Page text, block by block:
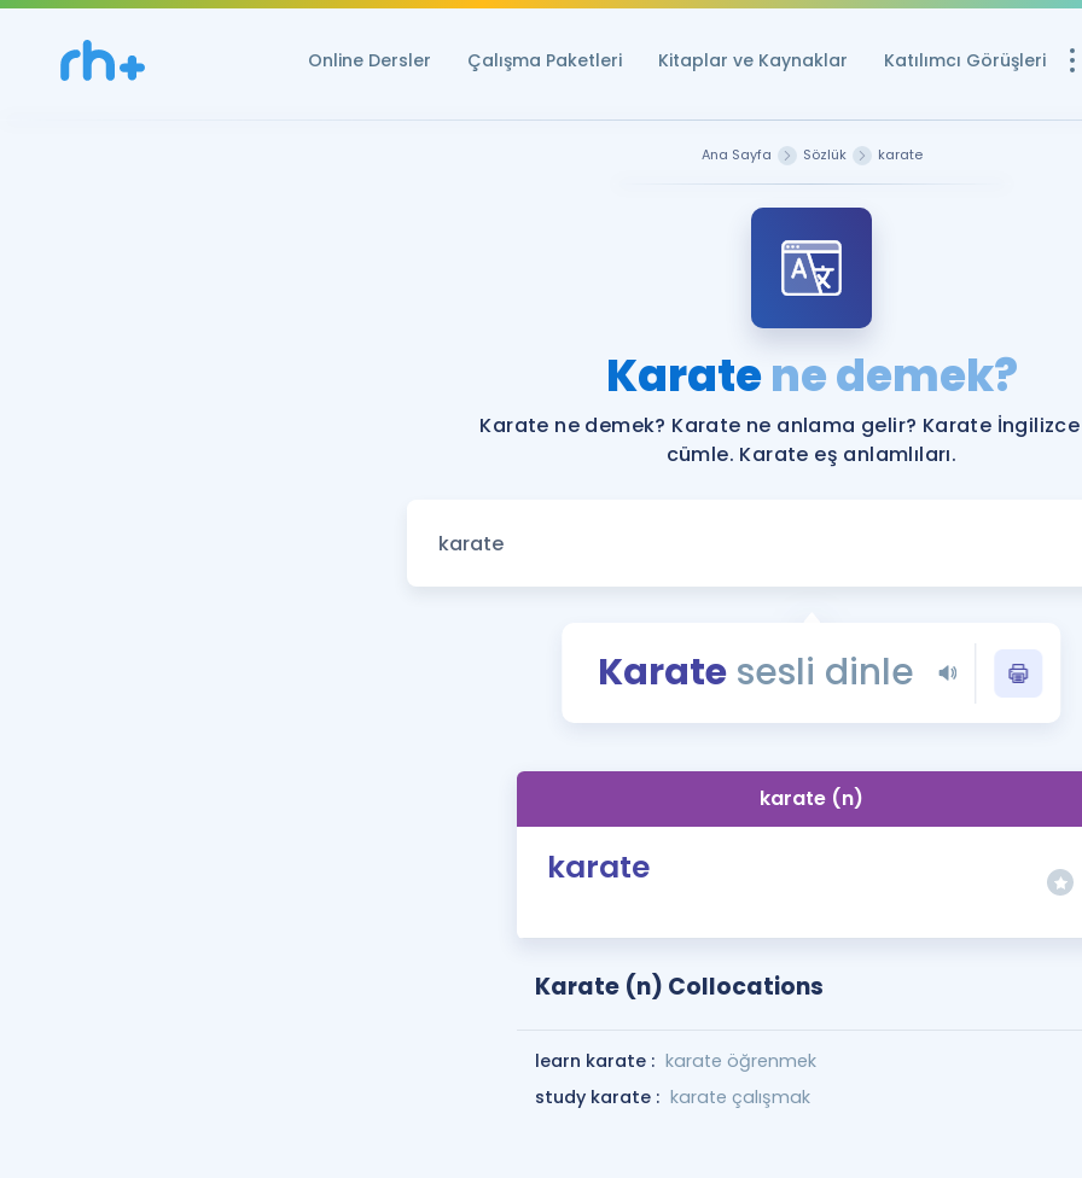
Online Dersler Çalışma Paketleri Kitaplar ve Kaynaklar Katılımcı Görüşleri
YDS ve YÖKDİL
Rehberlik Aracı
YDS ve YÖKDİL'e
Tüm ÖSYM
YDS - YÖKDİL
İngilizce Gramer
Ana Sayfa Sözlük karate
Karatene demek?
Karate ne demek? Karate ne anlama gelir? Karate
cümle. Karate eş anlamlıları.
Karate sesli dinle
karate (n)
karate
Karate (n) Collocations
learn karate : karate öğrenmek
study karate : karate çalışmak